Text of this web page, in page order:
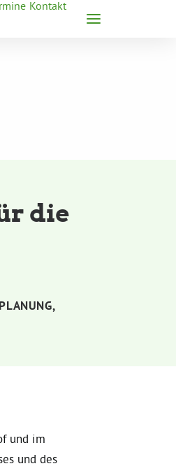
Kontakt
die
PLANUNG,
und im
und des